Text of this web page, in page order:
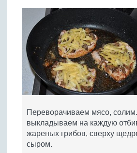
Переворачиваем мясо,
выкладываем на каждую
жареных грибов, сверху
сыром.